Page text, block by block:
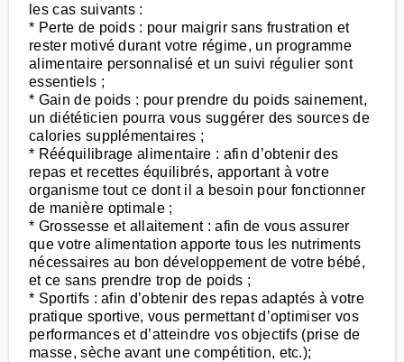
les cas suivants :
* Perte de poids : pour maigrir sans frustration et
rester motivé durant votre régime, un programme
alimentaire personnalisé et un suivi régulier sont
essentiels ;
* Gain de poids : pour prendre du poids sainement,
un diététicien pourra vous suggérer des sources de
calories supplémentaires ;
* Rééquilibrage alimentaire : afin d’obtenir des
repas et recettes équilibrés, apportant à votre
organisme tout ce dont il a besoin pour fonctionner
de manière optimale ;
* Grossesse et allaitement : afin de vous assurer
que votre alimentation apporte tous les nutriments
nécessaires au bon développement de votre bébé,
et ce sans prendre trop de poids ;
* Sportifs : afin d’obtenir des repas adaptés à votre
pratique sportive, vous permettant d’optimiser vos
performances et d’atteindre vos objectifs (prise de
masse, sèche avant une compétition, etc.);